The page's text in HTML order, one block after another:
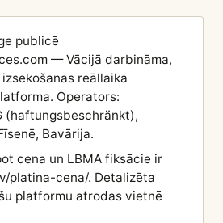
publicē
— Vācijā darbināma,
reāllaika
Operators:
(haftungsbeschränkt),
Bavārija.
cena un LBMA fiksācie ir
platina-cena/. Detalizēta
platformu atrodas vietnē